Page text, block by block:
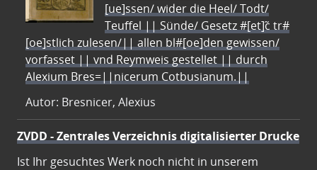
[ue]ssen/ wider die Heel/ Todt/
Teuffel || Sünde/ Gesetz #[et]c̃ tr#
[oe]stlich zulesen/|| allen bl#[oe]den gewissen/
vorfasset || vnd Reymweis gestellet || durch
Alexium Bres=||nicerum Cotbusianum.||
Autor: Bresnicer, Alexius
ZVDD - Zentrales Verzeichnis digitalisierter Drucke
Ist Ihr gesuchtes Werk noch nicht in unserem